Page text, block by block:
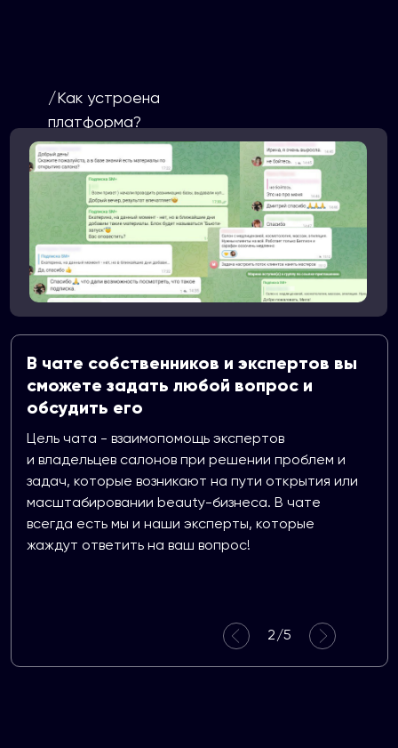
/Как устроена
платформа?
Цель чата - взаимопомощь экспертов
и владельцев салонов при решении проблем и
задач, которые возникают на пути открытия или
масштабировании beauty-бизнеса. В чате
всегда есть мы и наши эксперты, которые
жаждут ответить на ваш вопрос!
В чате собственников и экспертов вы
сможете задать любой вопрос и
обсудить его
2/5